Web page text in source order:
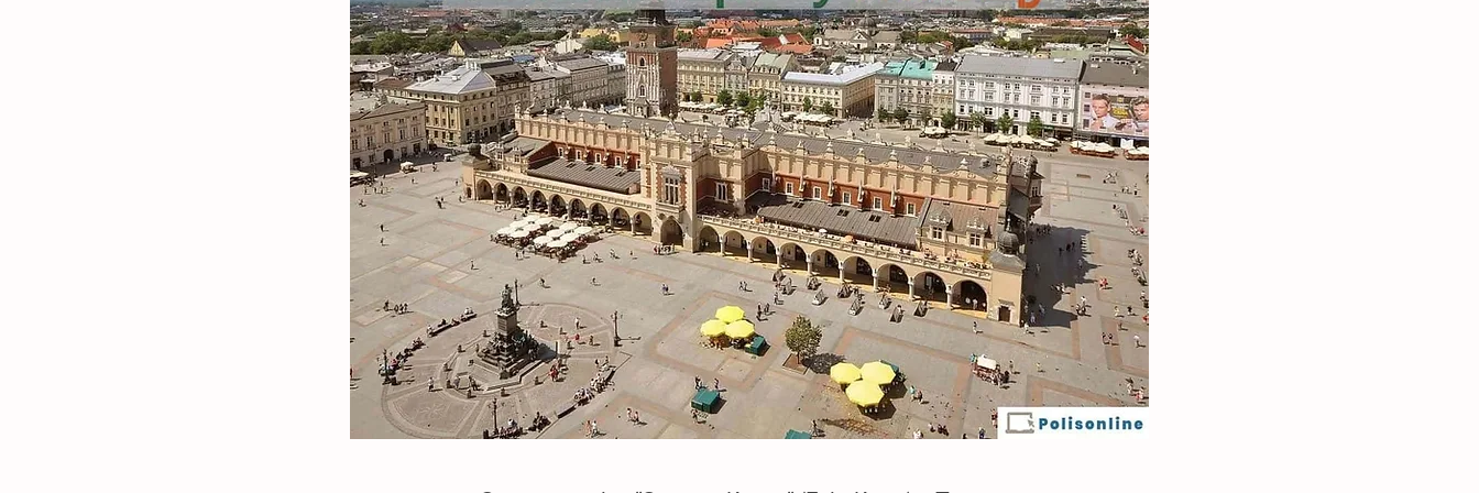
Також в листі ми надішлемо
посилання на сайт Портмоне для
оплати на рахунок СК. Важливо:
з метою безпеки оплата
здійснюється на рахунок
страхової компанії. Також Ви
можете оплатити рахунок за
реквізитами в особистому
кабінеті Приват 24 або в касі
банку. Після оплати ми
надішлемо Вам на e-mail
електронний поліс Зеленої